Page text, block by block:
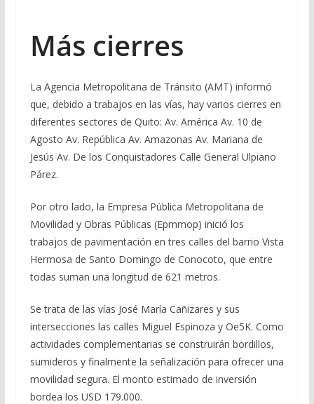
Más cierres
La Agencia Metropolitana de Tránsito (AMT) informó
que, debido a trabajos en las vías, hay varios cierres en
diferentes sectores de Quito: Av. América Av. 10 de
Agosto Av. República Av. Amazonas Av. Mariana de
Jesús Av. De los Conquistadores Calle General Ulpiano
Párez.
Por otro lado, la Empresa Pública Metropolitana de
Movilidad y Obras Públicas (Epmmop) inició los
trabajos de pavimentación en tres calles del barrio Vista
Hermosa de Santo Domingo de Conocoto, que entre
todas suman una longitud de 621 metros.
Se trata de las vías José María Cañizares y sus
intersecciones las calles Miguel Espinoza y Oe5K. Como
actividades complementarias se construirán bordillos,
sumideros y finalmente la señalización para ofrecer una
movilidad segura. El monto estimado de inversión
bordea los USD 179.000.